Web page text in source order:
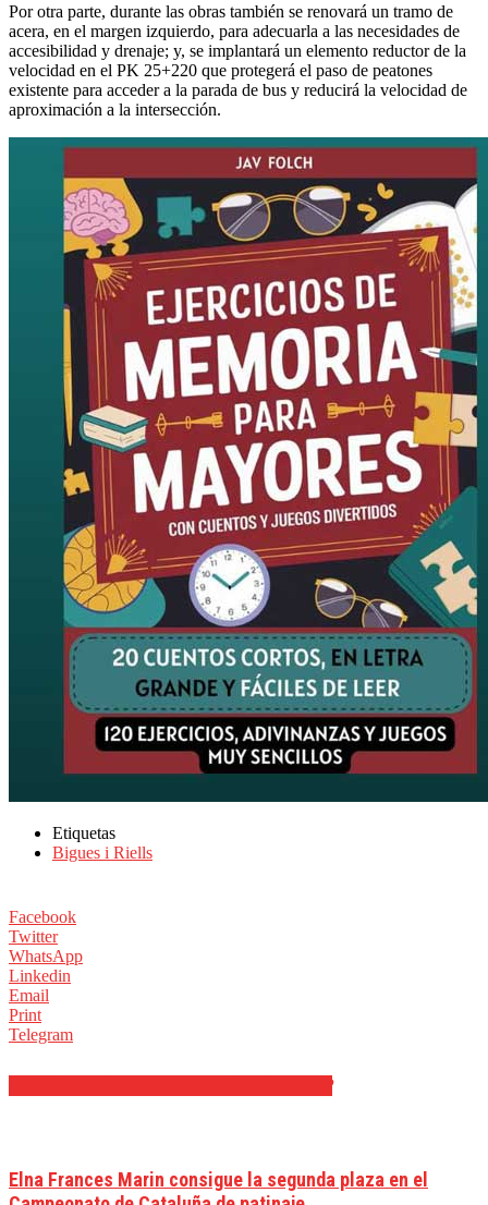
Por otra parte, durante las obras también se renovará un tramo de
acera, en el margen izquierdo, para adecuarla a las necesidades de
accesibilidad y drenaje; y, se implantará un elemento reductor de la
velocidad en el PK 25+220 que protegerá el paso de peatones
existente para acceder a la parada de bus y reducirá la velocidad de
aproximación a la intersección.
Etiquetas
Bigues i Riells
Facebook
Twitter
WhatsApp
Linkedin
Email
Print
Telegram
Elna Frances Marin consigue la segunda plaza en el